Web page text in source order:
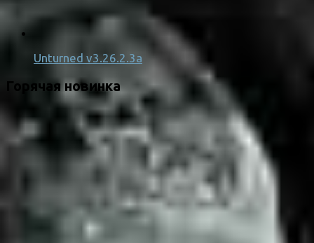
Unturned v3.26.2.3a
Горячая новинка